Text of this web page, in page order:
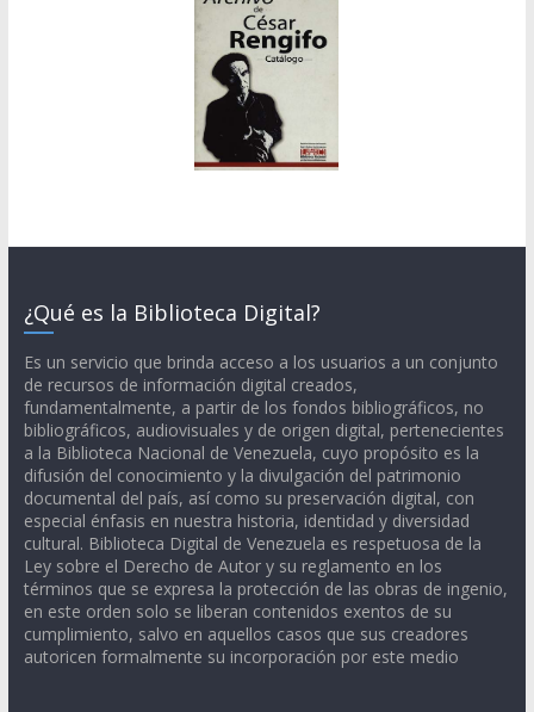
¿Qué es la Biblioteca Digital?
Es un servicio que brinda acceso a los usuarios a un conjunto
de recursos de información digital creados,
fundamentalmente, a partir de los fondos bibliográficos, no
bibliográficos, audiovisuales y de origen digital, pertenecientes
a la Biblioteca Nacional de Venezuela, cuyo propósito es la
difusión del conocimiento y la divulgación del patrimonio
documental del país, así como su preservación digital, con
especial énfasis en nuestra historia, identidad y diversidad
cultural. Biblioteca Digital de Venezuela es respetuosa de la
Ley sobre el Derecho de Autor y su reglamento en los
términos que se expresa la protección de las obras de ingenio,
en este orden solo se liberan contenidos exentos de su
cumplimiento, salvo en aquellos casos que sus creadores
autoricen formalmente su incorporación por este medio